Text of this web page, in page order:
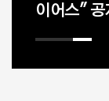
이어스" 공